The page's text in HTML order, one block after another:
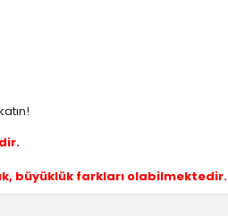
büyüklük farkları olabilmektedir.